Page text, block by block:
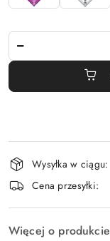
Dostępność
i
dostawa
Wysyłka w ciągu:
Cena przesyłki:
Więcej o produkcie